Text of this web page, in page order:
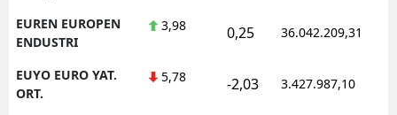
EUREN EUROPEN
ENDUSTRI
3,98 0,25 36.042.209,31
EUYO EURO YAT.
ORT.
5,78 -2,03 3.427.987,10